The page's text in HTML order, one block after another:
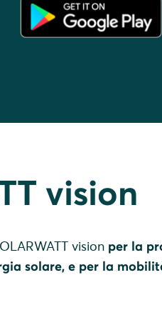
vision
vision per la
solare, e per la